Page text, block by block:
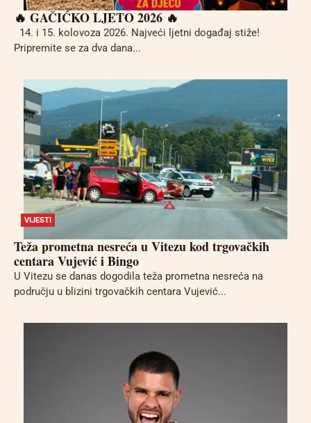
🔥 GAČIĆKO LJETO 2026 🔥
14. i 15. kolovoza 2026. Najveći ljetni događaj stiže!
Pripremite se za dva dana...
VIJESTI
Teža prometna nesreća u Vitezu kod trgovačkih
centara Vujević i Bingo
U Vitezu se danas dogodila teža prometna nesreća na
području u blizini trgovačkih centara Vujević...